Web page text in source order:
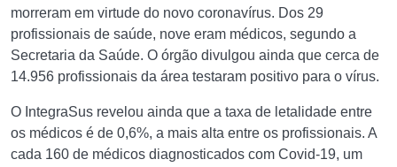
morreram em virtude do novo coronavírus. Dos 29
profissionais de saúde, nove eram médicos, segundo a
Secretaria da Saúde. O órgão divulgou ainda que cerca de
14.956 profissionais da área testaram positivo para o vírus.
O IntegraSus revelou ainda que a taxa de letalidade entre
os médicos é de 0,6%, a mais alta entre os profissionais. A
cada 160 de médicos diagnosticados com Covid-19, um